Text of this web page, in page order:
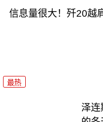
信息量很大！歼20越
最热
泽连